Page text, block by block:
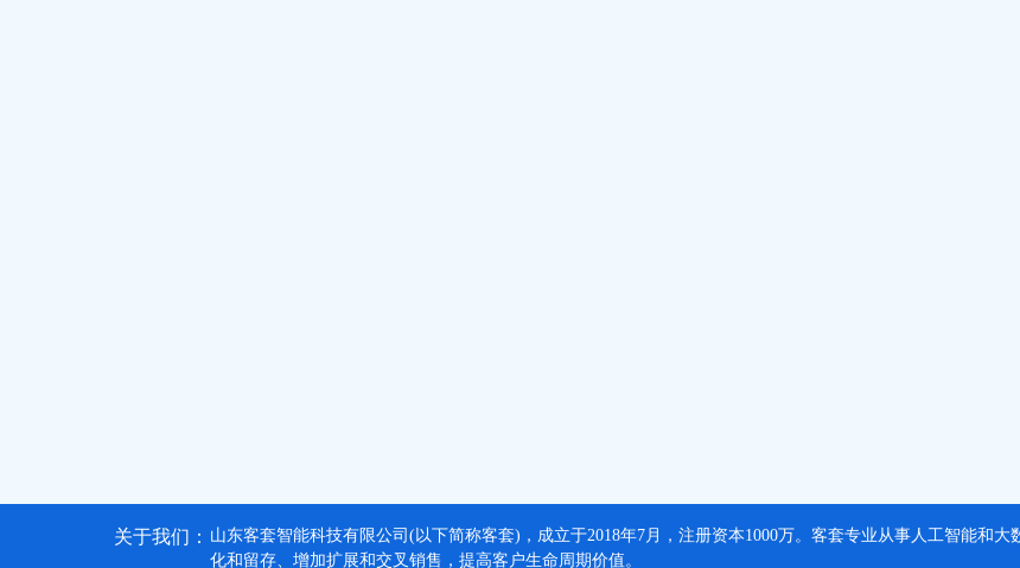
关于我们： 山东客套智能科技有限公司(以下简称客套)，成立于2018年7月，注册资本1000万。客套专业从事人工智能和
化和留存、增加扩展和交叉销售，提高客户生命周期价值。